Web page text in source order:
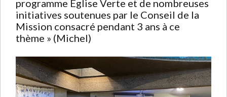
programme Eglise Verte et de nombreuses
initiatives soutenues par le Conseil de la
Mission consacré pendant 3 ans à ce
thème » (Michel)